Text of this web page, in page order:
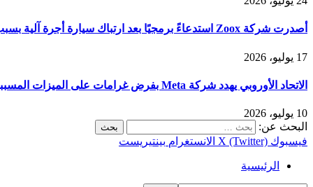
أصدرت شركة Zoox استدعاءً برمجيًا بعد ارتباك سيارة أجرة آلية بسبب الدخان الكثيف
17 يوليو، 2026
الاتحاد الأوروبي يهدد شركة Meta بفرض غرامات على الميزات المسببة للإدمان على Facebook وInstagram
10 يوليو، 2026
البحث عن:
فيسبوك X (Twitter) الانستغرام بينتيريست
الرئيسية